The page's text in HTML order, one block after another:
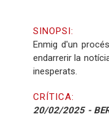
SINOPSI:
Enmig d'un
endarrerir la
inesperats.
CRÍTICA:
20/02/2025 -